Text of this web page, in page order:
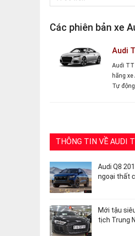
Các phiên bản xe
Audi
Audi TT
hãng
Tự
THÔNG TIN VỀ AUDI
Audi Q8
ngoại thất
Mới tậu
tịch Trung